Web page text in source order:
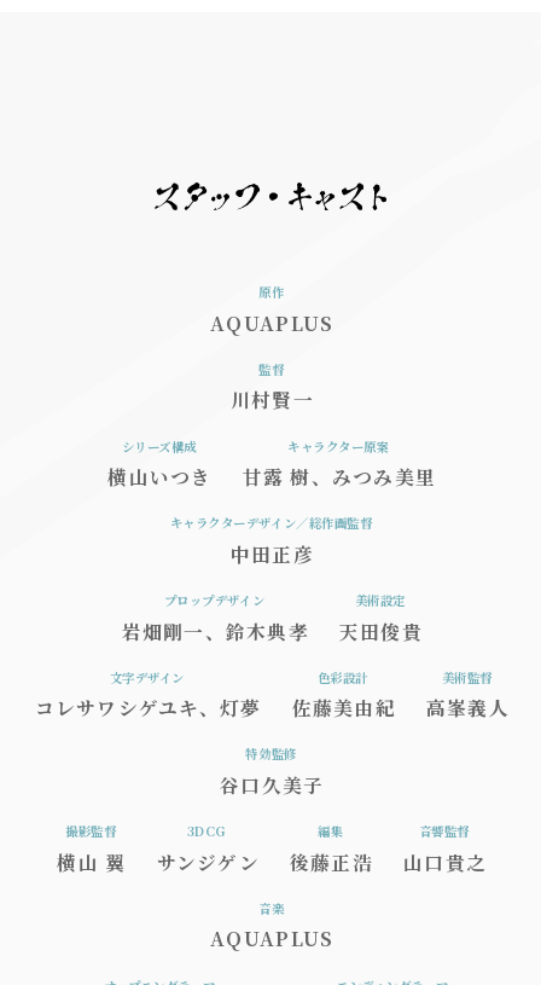
Blu-ray
人気話数投票
X(Twitter)
原作
AQUAPLUS
監督
川村賢一
シリーズ構成
横山いつき
キャラクター原案
甘露 樹、みつみ美里
キャラクターデザイン／総作画監督
中田正彦
プロップデザイン
岩畑剛一、鈴木典孝
美術設定
天田俊貴
文字デザイン
コレサワシゲユキ、灯夢
色彩設計
佐藤美由紀
美術監督
高峯義人
特効監修
谷口久美子
撮影監督
横山 翼
3DCG
サンジゲン
編集
後藤正浩
音響監督
山口貴之
音楽
AQUAPLUS